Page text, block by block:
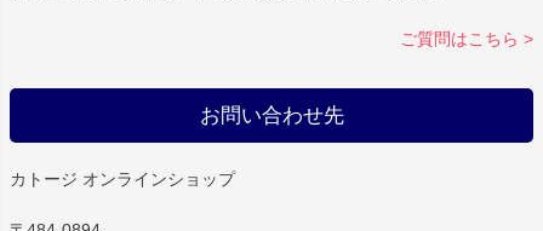
ご質問はこちら >
お問い合わせ先
カトージ オンラインショップ